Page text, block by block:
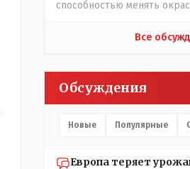
способностью менять
Все
Обсуждения
Новые Популярные
Европа теряет